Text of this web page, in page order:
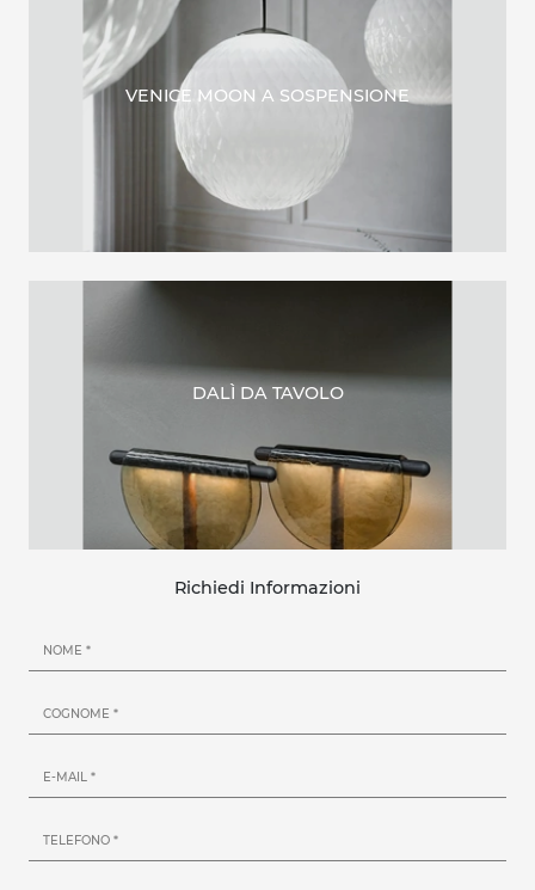
VENICE MOON A SOSPENSIONE
DALÌ DA TAVOLO
Richiedi Informazioni